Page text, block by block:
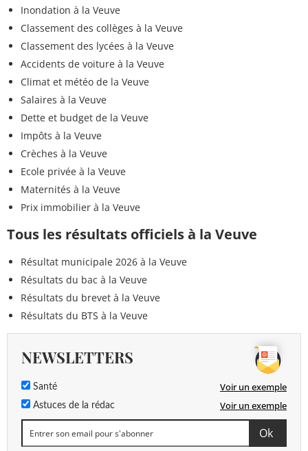
Inondation à la Veuve
Classement des collèges à la Veuve
Classement des lycées à la Veuve
Accidents de voiture à la Veuve
Climat et météo de la Veuve
Salaires à la Veuve
Dette et budget de la Veuve
Impôts à la Veuve
Crèches à la Veuve
Ecole privée à la Veuve
Maternités à la Veuve
Prix immobilier à la Veuve
Tous les résultats officiels à la Veuve
Résultat municipale 2026 à la Veuve
Résultats du bac à la Veuve
Résultats du brevet à la Veuve
Résultats du BTS à la Veuve
NEWSLETTERS
Santé Voir un exemple
Astuces de la rédac Voir un exemple